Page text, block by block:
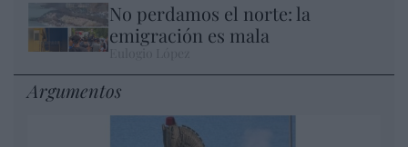
No perdamos el norte: la
emigración es mala
Argumentos